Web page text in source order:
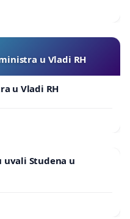
u Vladi RH
u Vladi RH
Studena u